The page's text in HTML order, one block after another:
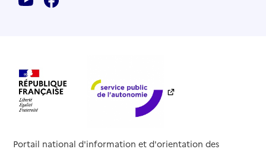
Portail national d'information et d'orientation des